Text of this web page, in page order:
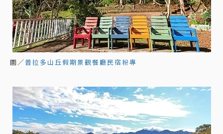
圖／普拉多山丘假期景觀餐廳民宿粉專